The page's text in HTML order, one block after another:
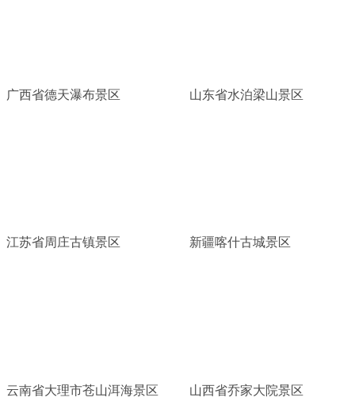
广西省德天瀑布景区 山东省水泊梁山景区
江苏省周庄古镇景区 新疆喀什古城景区
云南省大理市苍山洱海景区 山西省乔家大院景区